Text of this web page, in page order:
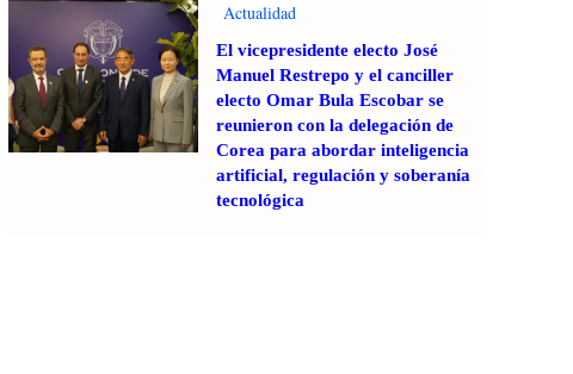
Actualidad
El vicepresidente electo José
Manuel Restrepo y el canciller
electo Omar Bula Escobar se
reunieron con la delegación de
Corea para abordar inteligencia
artificial, regulación y soberanía
tecnológica